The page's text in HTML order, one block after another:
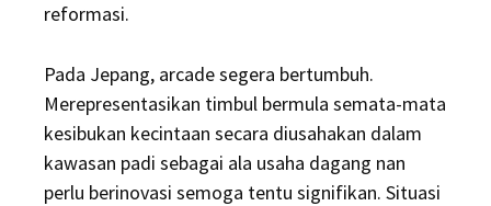
reformasi.
Pada Jepang, arcade segera bertumbuh.
Merepresentasikan timbul bermula semata-mata
kesibukan kecintaan secara diusahakan dalam
kawasan padi sebagai ala usaha dagang nan
perlu berinovasi semoga tentu signifikan. Situasi